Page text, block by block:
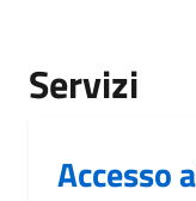
Servizi
Accesso